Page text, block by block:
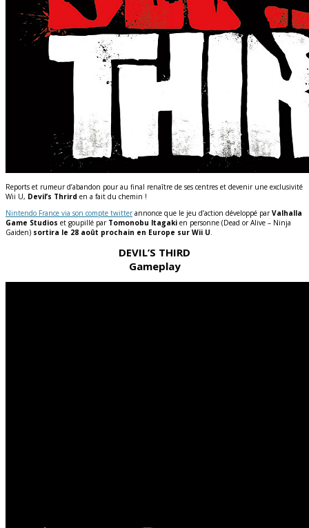
Reports et rumeur d’abandon pour au final renaître de ses centres et devenir une exclusivité
Wii U, Devil’s Thrird en a fait du chemin !
Nintendo France via son compte twitter annonce que le jeu d’action développé parValhalla
Game Studios et goupillé par Tomonobu Itagaki en personne (Dead or Alive – Ninja
Gaiden) sortira le 28 août prochain en Europe sur Wii U.
DEVIL’S THIRD
Gameplay